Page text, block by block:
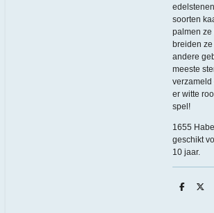
soorten
palmen
breiden
andere
meeste
verzameld
er witte
spel!
1655
geschikt
10 jaar.
D
D